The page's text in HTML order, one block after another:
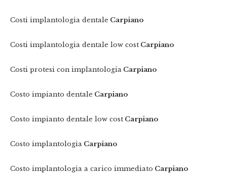
Costi implantologia dentale Carpiano
Costi implantologia dentale low cost Carpiano
Costi protesi con implantologia Carpiano
Costo impianto dentale Carpiano
Costo impianto dentale low cost Carpiano
Costo implantologia Carpiano
Costo implantologia a carico immediato Carpiano